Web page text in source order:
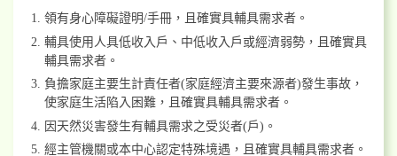
領有身心障礙證明/手冊，且確實具輔具需求者。
輔具使用人具低收入戶、中低收入戶或經濟弱勢，且確實具
輔具需求者。
負擔家庭主要生計責任者(家庭經濟主要來源者)發生事故，
使家庭生活陷入困難，且確實具輔具需求者。
因天然災害發生有輔具需求之受災者(戶)。
經主管機關或本中心認定特殊境遇，且確實具輔具需求者。